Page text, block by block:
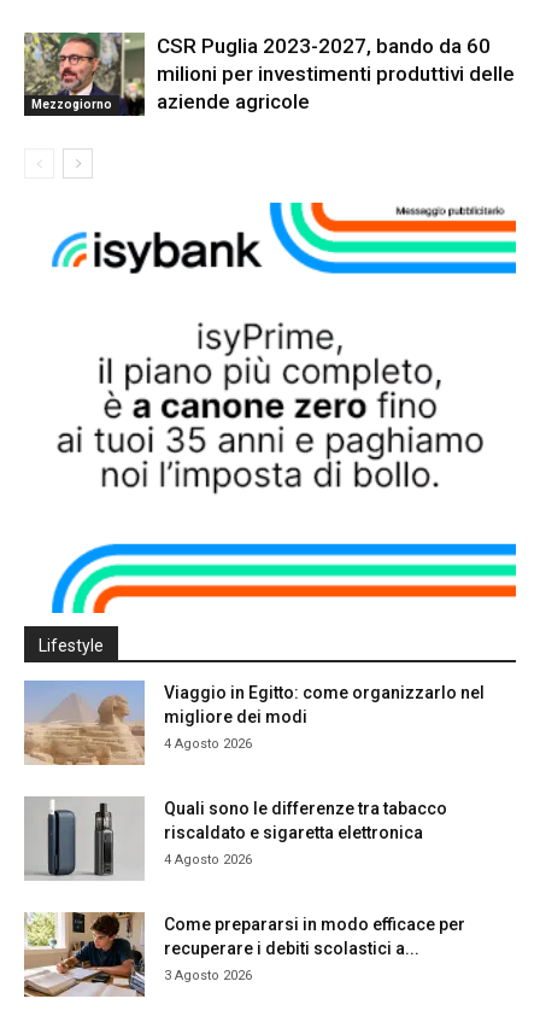
Mezzogiorno
CSR Puglia 2023-2027, bando da 60
milioni per investimenti produttivi delle
aziende agricole
Lifestyle
Viaggio in Egitto: come organizzarlo nel
migliore dei modi
4 Agosto 2026
Quali sono le differenze tra tabacco
riscaldato e sigaretta elettronica
4 Agosto 2026
Come prepararsi in modo efficace per
recuperare i debiti scolastici a...
3 Agosto 2026